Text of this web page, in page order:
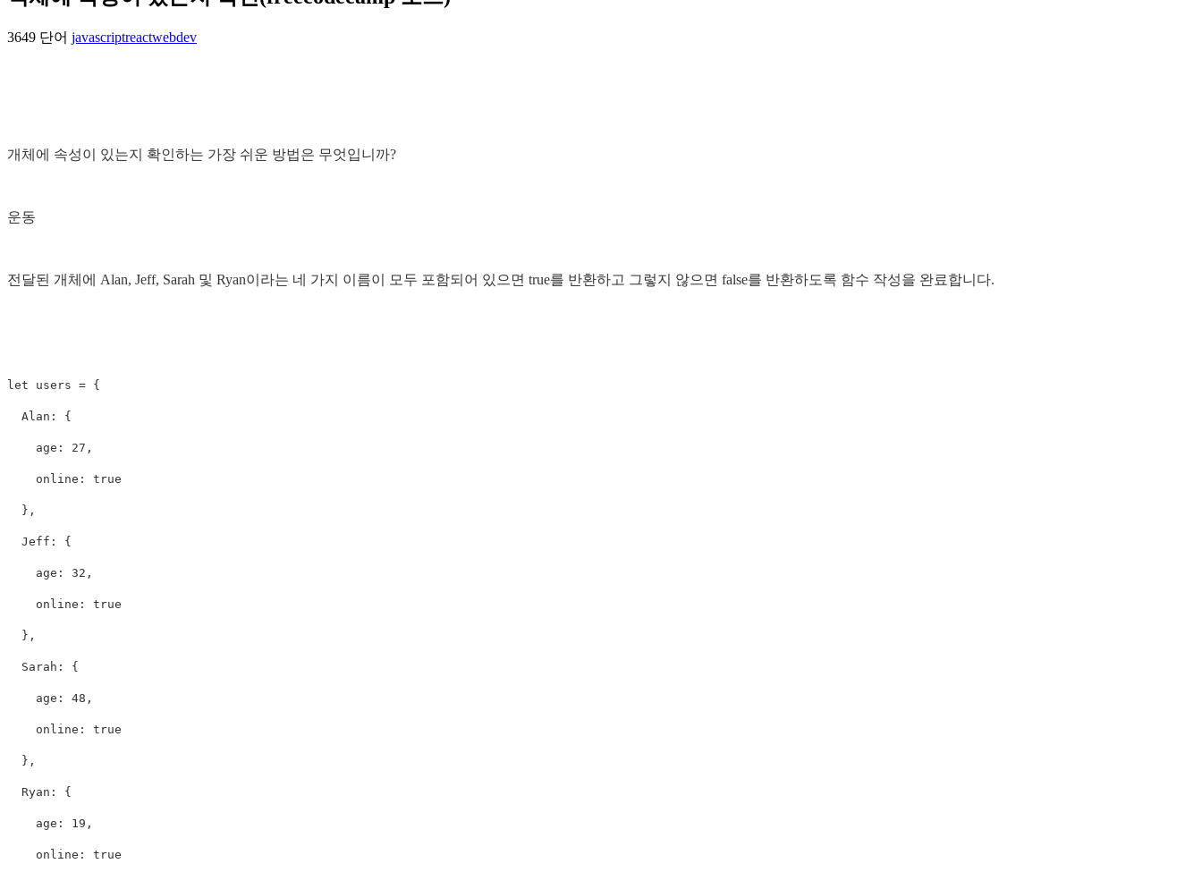
3649 단어 javascriptreactwebdev
개체에 속성이 있는지 확인하는 가장 쉬운 방법은 무엇입니까?
운동
전달된 개체에 Alan, Jeff, Sarah 및 Ryan이라는 네 가지 이름이 모두 포함되어 있으면 true를 반환하고 그렇지 않으면 false를 반환하도록 함수 작성을 완료합니다.
let users = {
Alan : {
age : 27 ,
online : true
},
Jeff : {
age : 32 ,
online : true
},
Sarah : {
age : 48 ,
online : true
},
Ryan : {
age : 19 ,
online : true